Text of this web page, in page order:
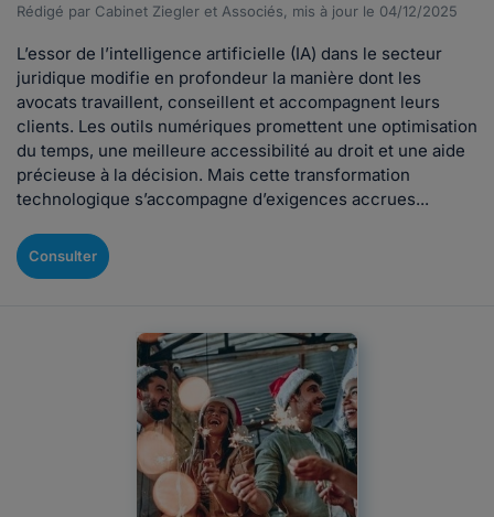
Rédigé par Cabinet Ziegler et Associés, mis à jour le 04/12/2025
L’essor de l’intelligence artificielle (IA) dans le secteur
juridique modifie en profondeur la manière dont les
avocats travaillent, conseillent et accompagnent leurs
clients. Les outils numériques promettent une optimisation
du temps, une meilleure accessibilité au droit et une aide
précieuse à la décision. Mais cette transformation
technologique s’accompagne d’exigences accrues...
Consulter